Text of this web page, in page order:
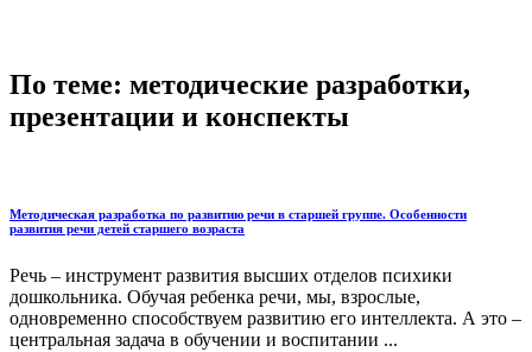
По теме: методические разработки,
презентации и конспекты
Методическая разработка по развитию речи в старшей группе. Особенности
развития речи детей старшего возраста
Речь – инструмент развития высших отделов психики
дошкольника. Обучая ребенка речи, мы, взрослые,
одновременно способствуем развитию его интеллекта. А это –
центральная задача в обучении и воспитании ...